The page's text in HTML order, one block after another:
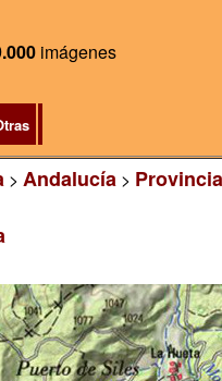
imágenes
> Andalucía>